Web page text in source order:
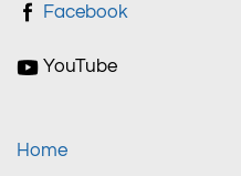
Facebook
YouTube
Home